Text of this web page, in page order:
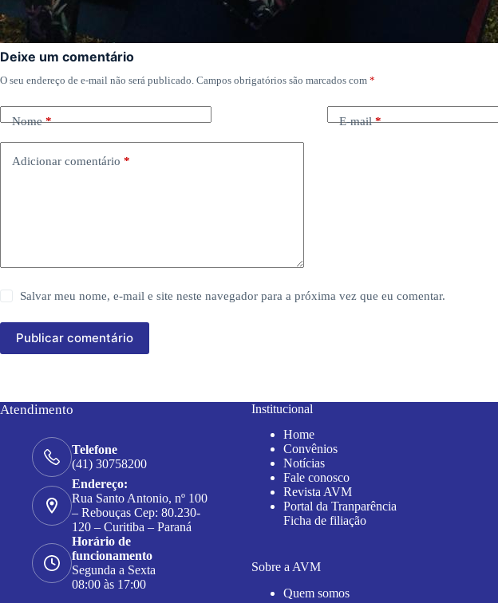
Deixe um comentário
O seu endereço de e-mail não será publicado. Campos obrigatórios são marcados com *
Nome* E-mail*
Adicionar comentário *
Salvar meu nome, e-mail e site neste navegador para a próxima vez que eu comentar.
Publicar comentário
Atendimento
Telefone
(41) 30758200
Endereço:
Rua Santo Antonio, nº 100
– Rebouças Cep: 80.230-
120 – Curitiba – Paraná
Horário de
funcionamento
Segunda a Sexta
08:00 às 17:00
Institucional
Home
Convênios
Notícias
Fale conosco
Revista AVM
Portal da Tranparência
Ficha de filiação
Sobre a AVM
Quem somos